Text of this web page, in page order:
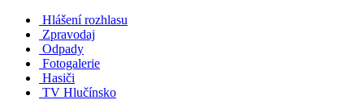
Hlášení rozhlasu
Zpravodaj
Odpady
Fotogalerie
Hasiči
TV Hlučínsko